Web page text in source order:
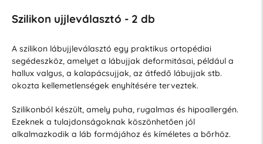
Szilikon ujjleválasztó - 2 db
A szilikon lábujjleválasztó egy praktikus ortopédiai
segédeszköz, amelyet a lábujjak deformitásai, például a
hallux valgus, a kalapácsujjak, az átfedő lábujjak stb.
okozta kellemetlenségek enyhítésére terveztek.
Szilikonból készült, amely puha, rugalmas és hipoallergén.
Ezeknek a tulajdonságoknak köszönhetően jól
alkalmazkodik a láb formájához és kíméletes a bőrhöz.